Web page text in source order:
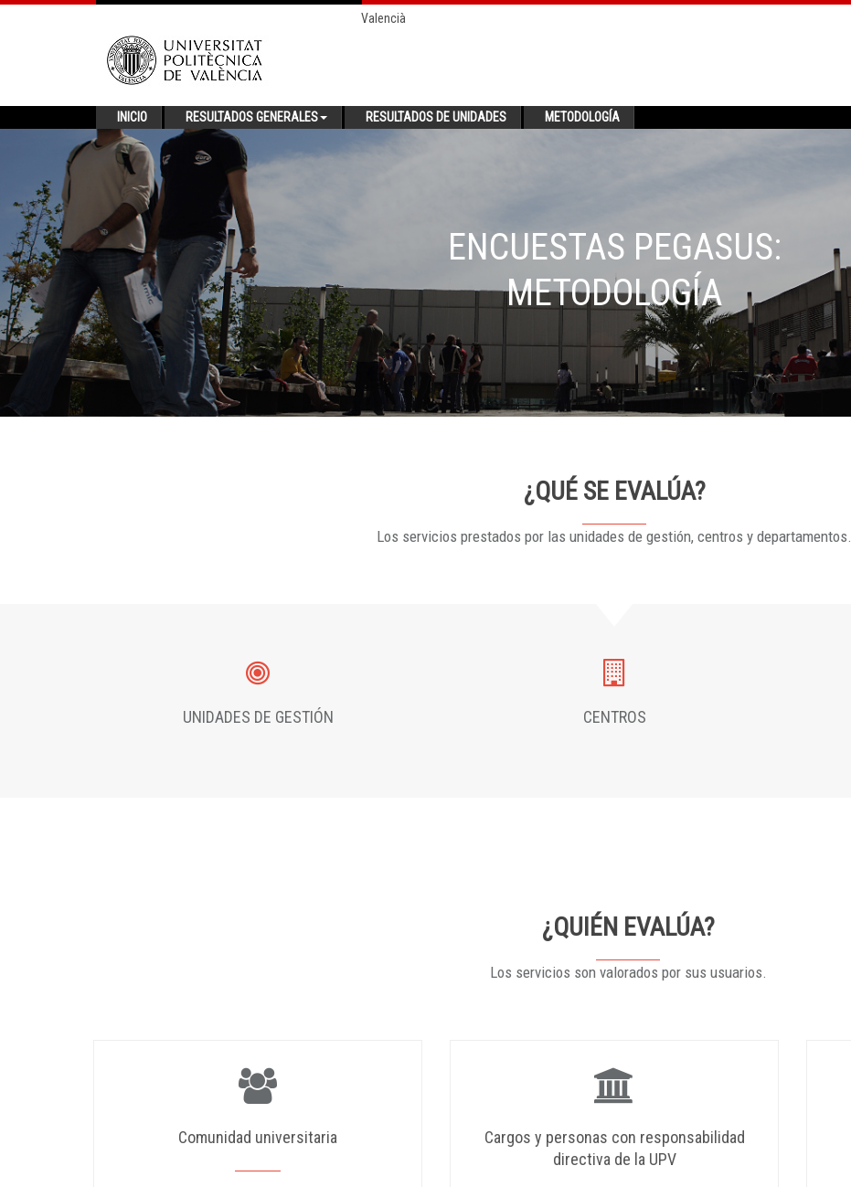
Valencià
INICIO RESULTADOS GENERALES RESULTADOS DE UNIDADES METODOLOGÍA
ENCUESTAS PEGASUS:
METODOLOGÍA
¿QUÉ SE EVALÚA?
Los servicios prestados por las unidades de gestión, centros y departamentos.
UNIDADES DE GESTIÓN CENTROS
¿QUIÉN EVALÚA?
Los servicios son valorados por sus usuarios.
Comunidad universitaria
Cargos y personas con responsabilidad
directiva de la UPV